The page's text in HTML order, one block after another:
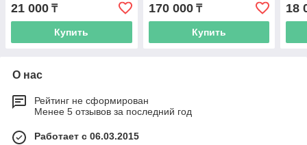
21 000 ₸
Купить
170 000₸
Купить
18
О нас
Рейтинг не сформирован
Менее 5 отзывов за последний год
Работает с 06.03.2015